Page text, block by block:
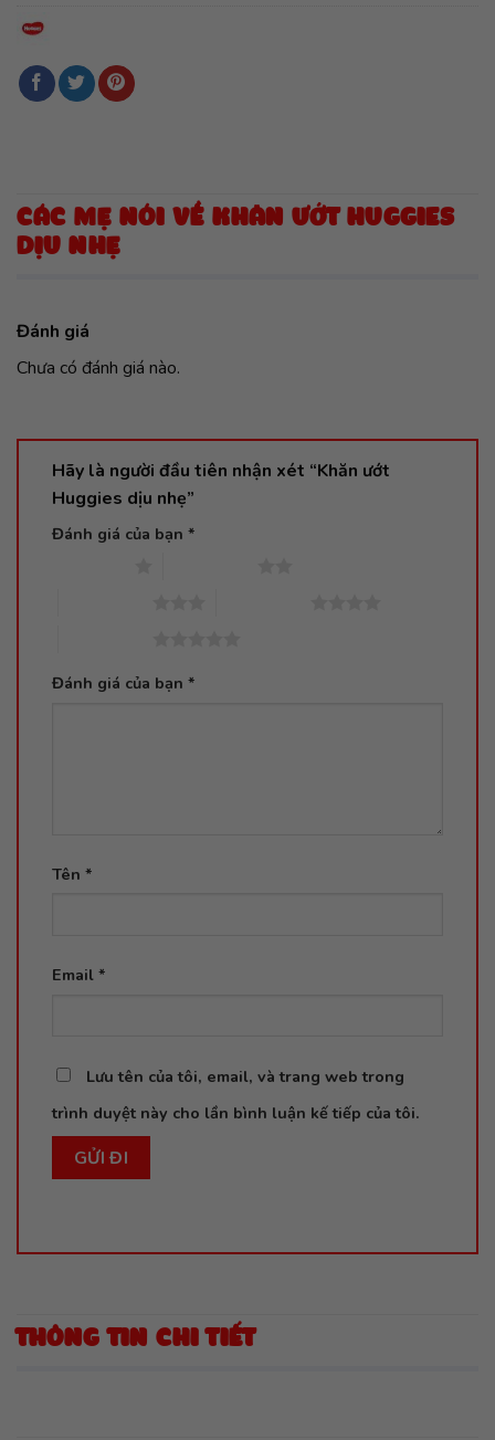
CÁC MẸ NÓI VỀ KHĂN ƯỚT HUGGIES
DỊU NHẸ
Đánh giá
Chưa có đánh giá nào.
Hãy là người đầu tiên nhận xét “Khăn ướt
Huggies dịu nhẹ”
Đánh giá của bạn *
Đánh giá của bạn *
Tên *
Email *
Lưu tên của tôi, email, và trang web trong
trình duyệt này cho lần bình luận kế tiếp của tôi.
THÔNG TIN CHI TIẾT